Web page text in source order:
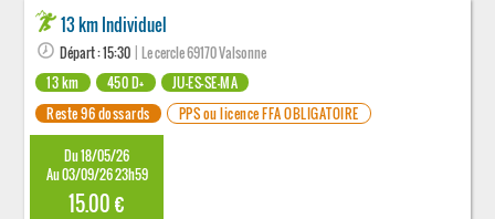
13 km Individuel
Départ : 15:30 | Le cercle 69170 Valsonne
13 km
450 D+
JU-ES-SE-MA
Reste 96 dossards
PPS ou licence FFA OBLIGATOIRE
Du 18/05/26
Au 03/09/26 23h59
15.00 €